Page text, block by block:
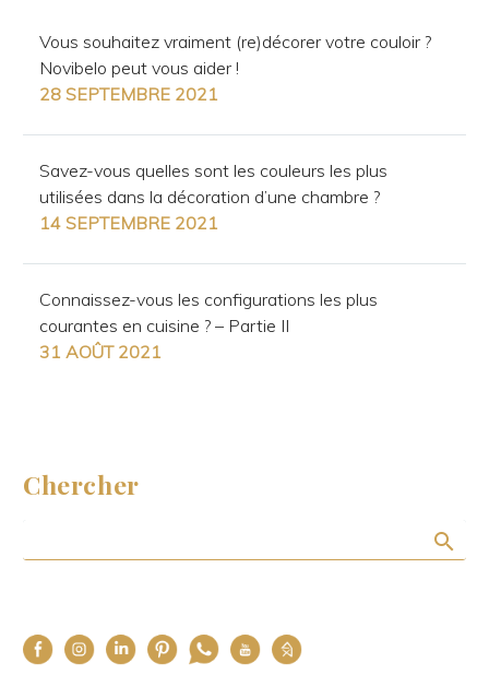
Vous souhaitez vraiment (re)décorer votre couloir ?
Novibelo peut vous aider !
28 SEPTEMBRE 2021
Savez-vous quelles sont les couleurs les plus
utilisées dans la décoration d’une chambre ?
14 SEPTEMBRE 2021
Connaissez-vous les configurations les plus
courantes en cuisine ? – Partie II
31 AOÛT 2021
Chercher